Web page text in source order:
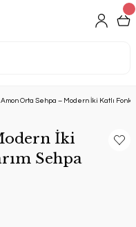
Amon Orta Sehpa – Modern İki Katlı
İki
Sehpa